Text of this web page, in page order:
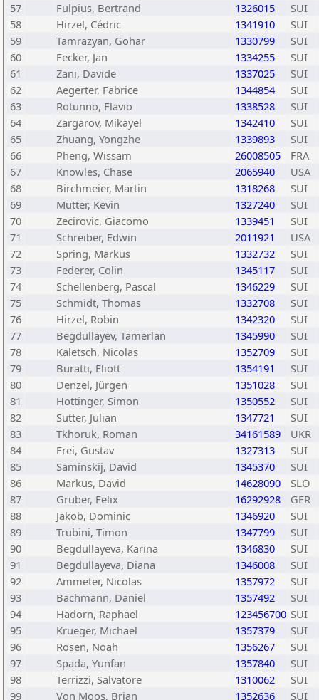
57
Fulpius, Bertrand 1326015 SUI
58
Hirzel, Cédric 1341910 SUI
59
Tamrazyan, Gohar 1330799 SUI
60
Fecker, Jan 1334255 SUI
61
Zani, Davide 1337025 SUI
62
Aegerter, Fabrice 1344854 SUI
63
Rotunno, Flavio 1338528 SUI
64
Zargarov, Mikayel 1342410 SUI
65
Zhuang, Yongzhe 1339893 SUI
66
Pheng, Wissam 26008505 FRA
67
Knowles, Chase 2065940 USA
68
Birchmeier, Martin 1318268 SUI
69
Mutter, Kevin 1327240 SUI
70
Zecirovic, Giacomo 1339451 SUI
71
Schreiber, Edwin 2011921 USA
72
Spring, Markus 1332732 SUI
73
Federer, Colin 1345117 SUI
74
Schellenberg, Pascal 1346229 SUI
75
Schmidt, Thomas 1332708 SUI
76
Hirzel, Robin 1342320 SUI
77
Begdullayev, Tamerlan 1345990 SUI
78
Kaletsch, Nicolas 1352709 SUI
79
Buratti, Eliott 1354191 SUI
80
Denzel, Jürgen 1351028 SUI
81
Hottinger, Simon 1350552 SUI
82
Sutter, Julian 1347721 SUI
83
Tkhoruk, Roman 34161589 UKR
84
Frei, Gustav 1327313 SUI
85
Saminskij, David 1345370 SUI
86
Markus, David 14628090 SLO
87
Gruber, Felix 16292928 GER
88
Jakob, Dominic 1346920 SUI
89
Trubini, Timon 1347799 SUI
90
Begdullayeva, Karina 1346830 SUI
91
Begdullayeva, Diana 1346008 SUI
92
Ammeter, Nicolas 1357972
SUI
93
Bachmann, Daniel 1357492
SUI
94
Hadorn, Raphael 123456700 SUI
95
Krueger, Michael 1357379
SUI
96
Rosen, Noah 1356267
SUI
97
Spada, Yunfan 1357840
SUI
98
Terrizzi, Salvatore 1310062
SUI
99
Von Moos, Brian 1352636 SUI